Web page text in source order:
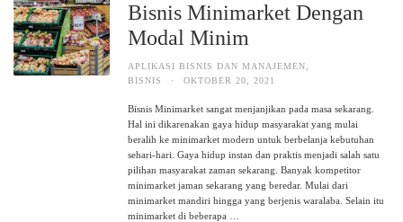
Bisnis Minimarket Dengan
Modal Minim
APLIKASI BISNIS DAN MANAJEMEN
BISNIS
· OKTOBER 20, 2021
Bisnis Minimarket sangat menjanjikan pada masa sekarang.
Hal ini dikarenakan gaya hidup masyarakat yang mulai
beralih ke minimarket modern untuk berbelanja kebutuhan
sehari-hari. Gaya hidup instan dan praktis menjadi salah satu
pilihan masyarakat zaman sekarang. Banyak kompetitor
minimarket jaman sekarang yang beredar. Mulai dari
minimarket mandiri hingga yang berjenis waralaba. Selain itu
minimarket di beberapa …